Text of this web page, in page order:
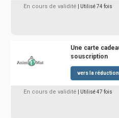
En cours de validité | Utilisé 74 fois
Une carte
souscription
vers la réduction
En cours de validité | Utilisé 47 fois